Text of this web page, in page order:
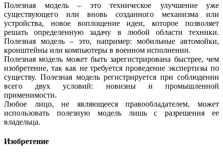
Полезная модель – это техническое улучшение уже
существующего или вновь созданного механизма или
устройства, новое воплощение идеи, которое позволяет
решать определенную задачу в любой области техники.
Полезная модель – это, например: мобильные автомойки,
кронштейны или компьютеры в военном исполнении.
Полезная модель может быть зарегистрирована быстрее, чем
изобретение, так как не требуется проведение экспертизы по
существу. Полезная модель регистрируется при соблюдении
всего двух условий: новизны и промышленной
применимости.
Любое лицо, не являющееся правообладателем, может
использовать полезную модель лишь с разрешения ее
владельца.
Изобретение